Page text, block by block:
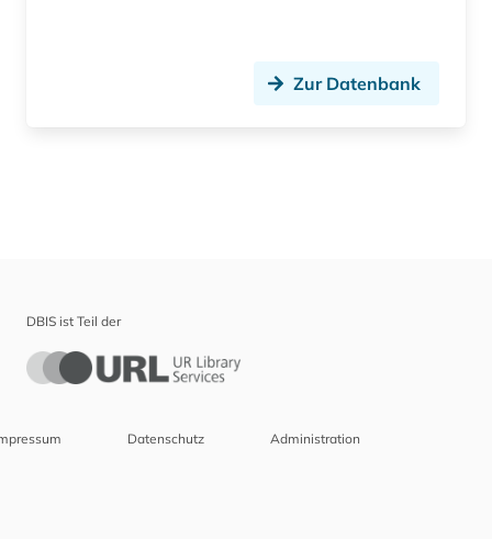
Zur Datenbank
DBIS ist Teil der
Datenschutz Administration